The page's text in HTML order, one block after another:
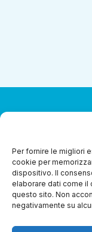
Per fornire le migliori
cookie per
dispositivo. Il
elaborare dati come il
questo sito. Non
negativamente su
Società
coordinamento
Sede legale: via